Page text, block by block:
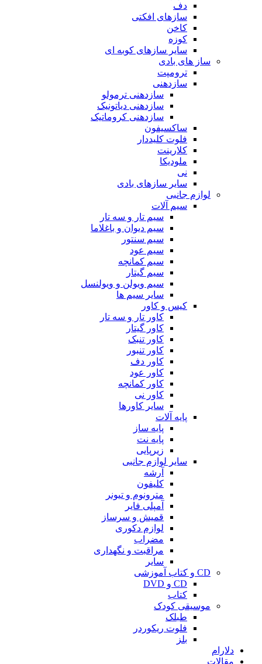
دف
سازهای افکتی
کاخن
کوزه
سایر سازهای کوبه ای
ساز های بادی
ترومپت
سازدهنی
سازدهنی ترمولو
سازدهنی دیاتونیک
سازدهنی کروماتیک
ساکسیفون
فلوت کلیددار
کلارینت
ملودیکا
نی
سایر سازهای بادی
لوازم جانبی
سیم آلات
سیم تار و سه تار
سیم دیوان و باغلاما
سیم سنتور
سیم عود
سیم کمانچه
سیم گیتار
سیم ویولن و ویولنسل
سایر سیم ها
کیس و کاور
کاور تار و سه تار
کاور گیتار
کاور تنبک
کاور تنبور
کاور دف
کاور عود
کاور کمانچه
کاور نی
سایر کاورها
پایه آلات
پایه ساز
پایه نت
زیرپایی
سایر لوازم جانبی
آرشه
کلیفون
مترونوم و تیونر
آمپلی فایر
قمیش و سرساز
لوازم دکوری
مضراب
مراقبت و نگهداری
سایر
CD و کتاب آموزشی
CD و DVD
کتاب
موسیقی کودک
طبلک
فلوت ریکوردر
بلز
دلارام
مقالات